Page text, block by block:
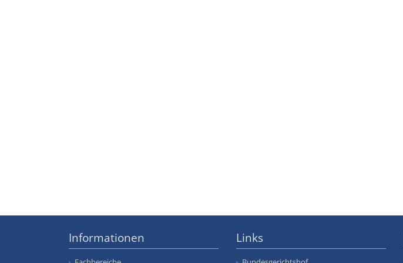
Informationen Links